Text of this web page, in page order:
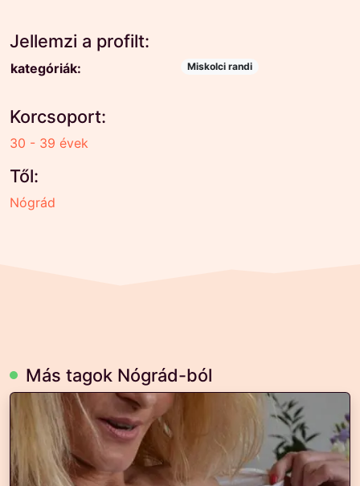
Jellemzi a profilt:
kategóriák: Miskolci randi
Korcsoport:
30 - 39 évek
Től:
Nógrád
Más tagok Nógrád-ból